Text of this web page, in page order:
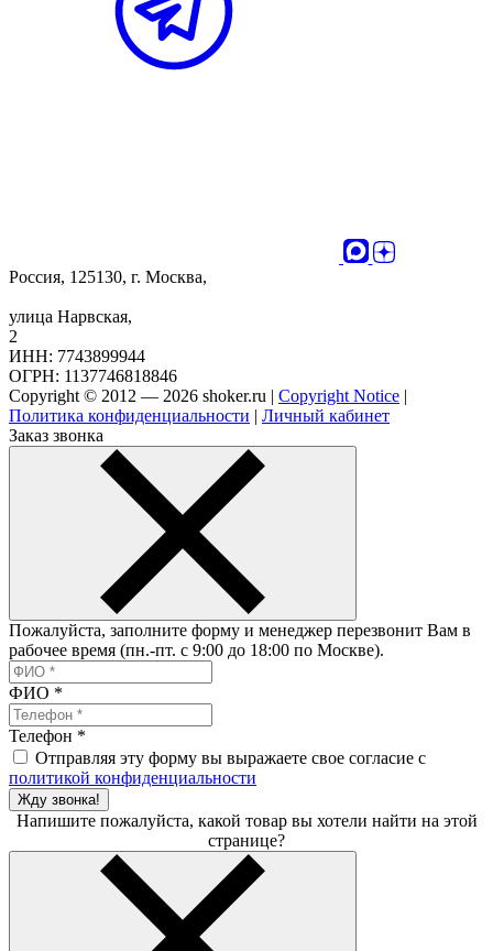
Россия, 125130, г. Москва,
улица Нарвская,
2
ИНН: 7743899944
ОГРН: 1137746818846
Copyright © 2012 — 2026 shoker.ru | Copyright Notice |
Политика конфиденциальности | Личный кабинет
Заказ звонка
Пожалуйста, заполните форму и менеджер перезвонит Вам в
рабочее время (пн.-пт. с 9:00 до 18:00 по Москве).
ФИО *
Телефон *
Отправляя эту форму вы выражаете свое согласие с
политикой конфиденциальности
Жду звонка!
Напишите пожалуйста, какой товар вы хотели найти на этой
странице?